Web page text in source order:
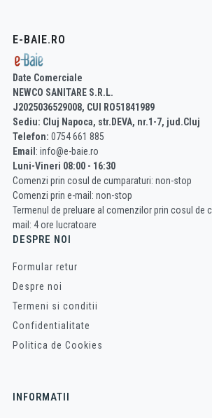
E-BAIE.RO
Date Comerciale
NEWCO SANITARE S.R.L.
J2025036529008, CUI RO51841989
Sediu: Cluj Napoca, str.DEVA, nr.1-7, jud.Cluj
Telefon: 0754 661 885
Email : info@e-baie.ro
Luni-Vineri 08:00 - 16:30
Comenzi prin cosul de cumparaturi: non-stop
Comenzi prin e-mail: non-stop
Termenul de preluare al comenzilor prin cosul de
mail: 4 ore lucratoare
DESPRE NOI
Formular retur
Despre noi
Termeni si conditii
Confidentialitate
Politica de Cookies
INFORMATII